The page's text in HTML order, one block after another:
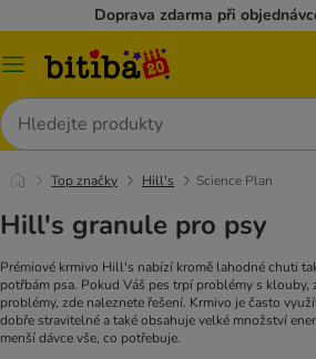
Doprava zdarma při
Kategorie
Hledat
Top značky Hill's Science Plan
Hill's granule pro psy
Prémiové krmivo Hill's nabízí kromě lahodné chuti
potřbám psa. Pokud Váš pes trpí problémy s klouby,
problémy, zde naleznete řešení. Krmivo je často
dobře stravitelné a také obsahuje velké množství
menší dávce vše, co potřebuje.